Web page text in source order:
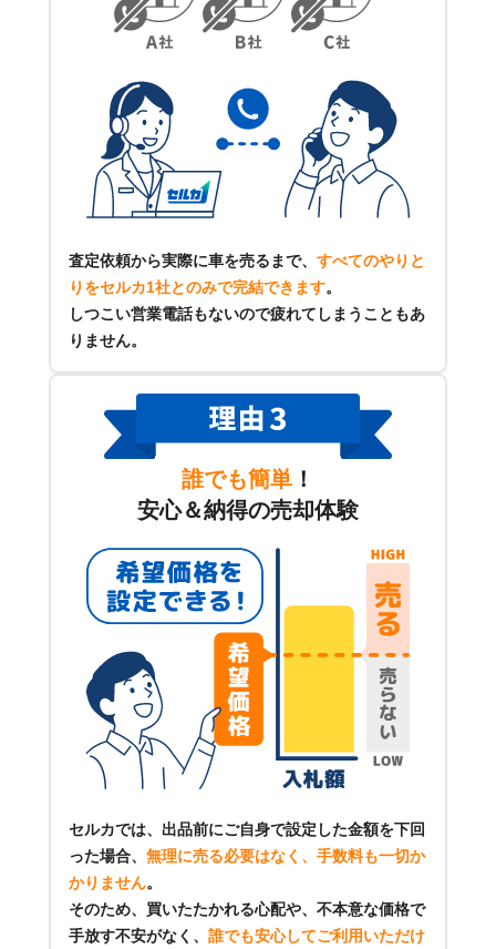
査定依頼から実際に車を売るまで、 すべてのやりと
りをセルカ1社とのみで完結できます。
しつこい営業電話もないので疲れてしまうこともあ
りません。
誰でも簡単 ！
安心＆納得の売却体験
セルカでは、出品前にご自身で設定した金額を下回
った場合、 無理に売る必要はなく、手数料も一切か
かりません。
そのため、買いたたかれる心配や、不本意な価格で
手放す不安がなく、 誰でも安心してご利用いただけ